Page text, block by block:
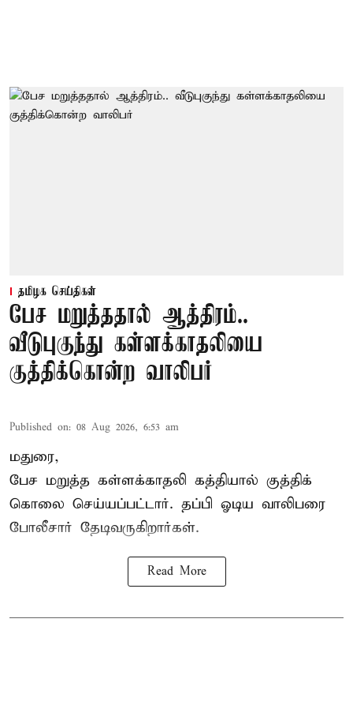
தமிழக செய்திகள்
பேச மறுத்ததால் ஆத்திரம்..
வீடுபுகுந்து கள்ளக்காதலியை
குத்திக்கொன்ற வாலிபர்
Published on: 08 Aug 2026, 6:53 am
மதுரை,
பேச மறுத்த கள்ளக்காதலி கத்தியால் குத்திக்
கொலை செய்யப்பட்டார். தப்பி ஓடிய வாலிபரை
போலீசார் தேடிவருகிறார்கள்.
Read More